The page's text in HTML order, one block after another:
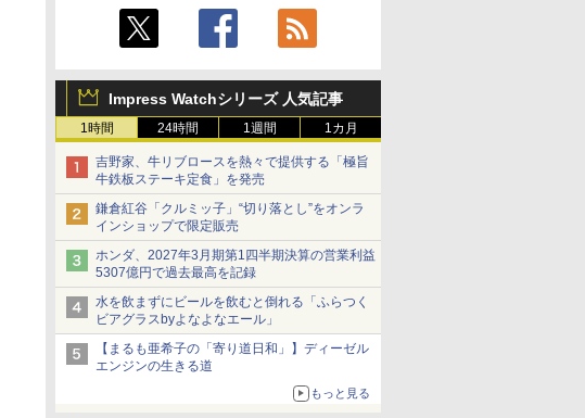
Impress Watchシリーズ 人気記事
1時間 24時間 1週間 1カ月
吉野家、牛リブロースを熱々で提供する「極旨
牛鉄板ステーキ定食」を発売
鎌倉紅谷「クルミッ子」“切り落とし”をオンラ
インショップで限定販売
ホンダ、2027年3月期第1四半期決算の営業利益
5307億円で過去最高を記録
水を飲まずにビールを飲むと倒れる「ふらつく
ビアグラスbyよなよなエール」
【まるも亜希子の「寄り道日和」】ディーゼル
エンジンの生きる道
もっと見る